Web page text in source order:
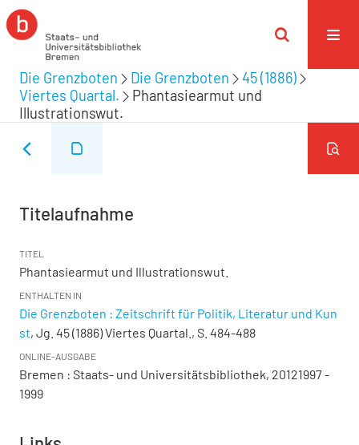
Die Grenzboten Die Grenzboten
45 (1886)
Viertes Quartal.
Phantasiearmut und
Illustrationswut.
Titelaufnahme
TITEL
Phantasiearmut und Illustrationswut.
ENTHALTEN IN
Die Grenzboten : Zeitschrift für Politik, Literatur und Kun
st, Jg. 45 (1886) Viertes Quartal., S. 484-488
ONLINE-AUSGABE
Bremen : Staats- und Universitätsbibliothek, 20121997 -
1999